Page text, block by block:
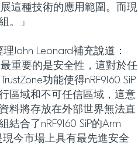
這種技術的應用範圍。而現
。」
John Leonard補充說道：
重要的是安全性，這對於任
功能使得nRF9160 SiP
區域和不可任信區域，這意
料將存放在外部世界無法直
合了nRF9160 SiP的Arm
今市場上具有最先進安全